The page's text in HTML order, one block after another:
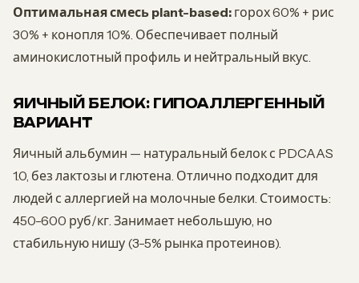
Оптимальная смесь plant-based: горох 60% + рис
30% + конопля 10%. Обеспечивает полный
аминокислотный профиль и нейтральный вкус.
ЯИЧНЫЙ БЕЛОК: ГИПОАЛЛЕРГЕННЫЙ
ВАРИАНТ
Яичный альбумин — натуральный белок с PDCAAS
1.0, без лактозы и глютена. Отлично подходит для
людей с аллергией на молочные белки. Стоимость:
450-600 руб/кг. Занимает небольшую, но
стабильную нишу (3-5% рынка протеинов).